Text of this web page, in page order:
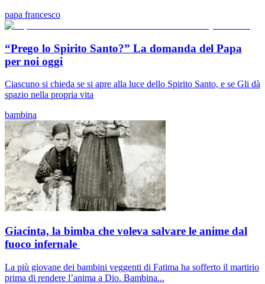
papa francesco
“Prego lo Spirito Santo?” La domanda del Papa
per noi oggi
Ciascuno si chieda se si apre alla luce dello Spirito Santo, e se Gli dà
spazio nella propria vita
bambina
Giacinta, la bimba che voleva salvare le anime dal
fuoco infernale
La più giovane dei bambini veggenti di Fatima ha sofferto il martirio
prima di rendere l’anima a Dio. Bambina...